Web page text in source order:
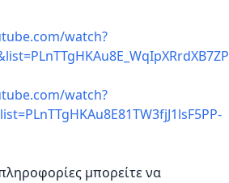
watch?
watch?
μπορείτε να